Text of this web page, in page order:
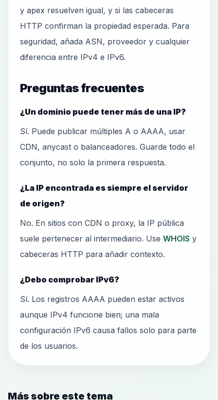
y apex resuelven igual, y si las cabeceras
HTTP confirman la propiedad esperada. Para
seguridad, añada ASN, proveedor y cualquier
diferencia entre IPv4 e IPv6.
Preguntas frecuentes
¿Un dominio puede tener más de una IP?
Sí. Puede publicar múltiples A o AAAA, usar
CDN, anycast o balanceadores. Guarde todo el
conjunto, no solo la primera respuesta.
¿La IP encontrada es siempre el servidor
de origen?
No. En sitios con CDN o proxy, la IP pública
suele pertenecer al intermediario. Use WHOIS y
cabeceras HTTP para añadir contexto.
¿Debo comprobar IPv6?
Sí. Los registros AAAA pueden estar activos
aunque IPv4 funcione bien; una mala
configuración IPv6 causa fallos solo para parte
de los usuarios.
Más sobre este tema